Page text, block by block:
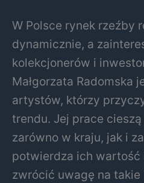
W Polsce rynek rzeźby
dynamicznie, a
kolekcjonerów i
Małgorzata Radomska
artystów, którzy
trendu. Jej prace cieszą
zarówno w kraju, jak i
potwierdza ich
zwrócić uwagę na